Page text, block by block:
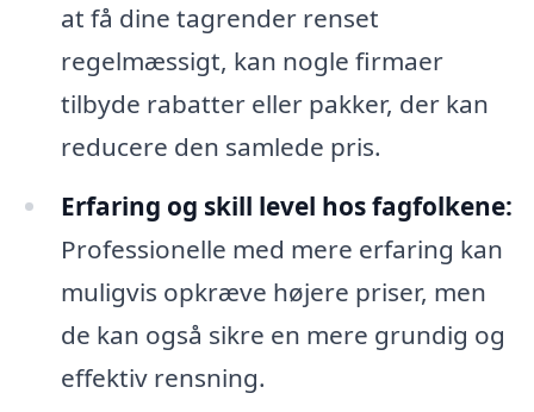
at få dine tagrender renset
regelmæssigt, kan nogle firmaer
tilbyde rabatter eller pakker, der kan
reducere den samlede pris.
Erfaring og skill level hos fagfolkene:
Professionelle med mere erfaring kan
muligvis opkræve højere priser, men
de kan også sikre en mere grundig og
effektiv rensning.